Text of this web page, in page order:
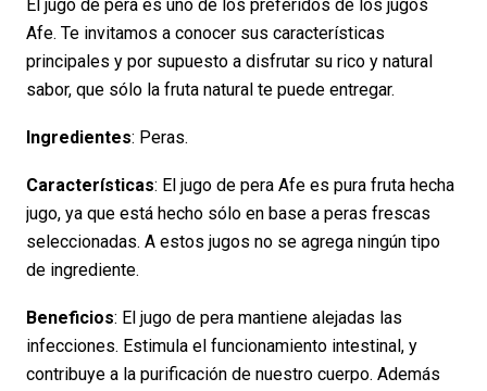
El jugo de pera es uno de los preferidos de los jugos
Afe. Te invitamos a conocer sus características
principales y por supuesto a disfrutar su rico y natural
sabor, que sólo la fruta natural te puede entregar.
Ingredientes: Peras.
Características: El jugo de pera Afe es pura fruta hecha
jugo, ya que está hecho sólo en base a peras frescas
seleccionadas. A estos jugos no se agrega ningún tipo
de ingrediente.
Beneficios: El jugo de pera mantiene alejadas las
infecciones. Estimula el funcionamiento intestinal, y
contribuye a la purificación de nuestro cuerpo. Además